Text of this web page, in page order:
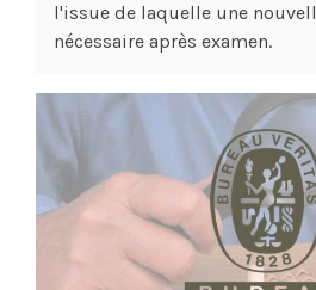
l'issue de laquelle une
nécessaire après examen.